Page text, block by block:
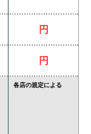
円
円
各店の規定による